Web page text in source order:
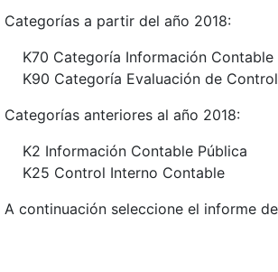
Categorías a partir del año 2018:
K70 Categoría Información Contable
K90 Categoría Evaluación de
Categorías anteriores al año 2018:
K2 Información Contable Pública
K25 Control Interno Contable
A continuación seleccione el informe